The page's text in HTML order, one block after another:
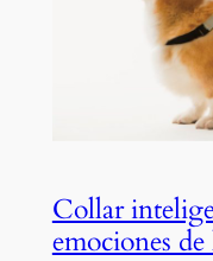
Collar
emociones